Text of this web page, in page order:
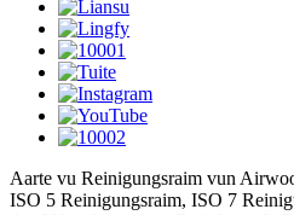
Aarte vu Reinigungsraim vun
ISO 5 Reinigungsraim, ISO 7